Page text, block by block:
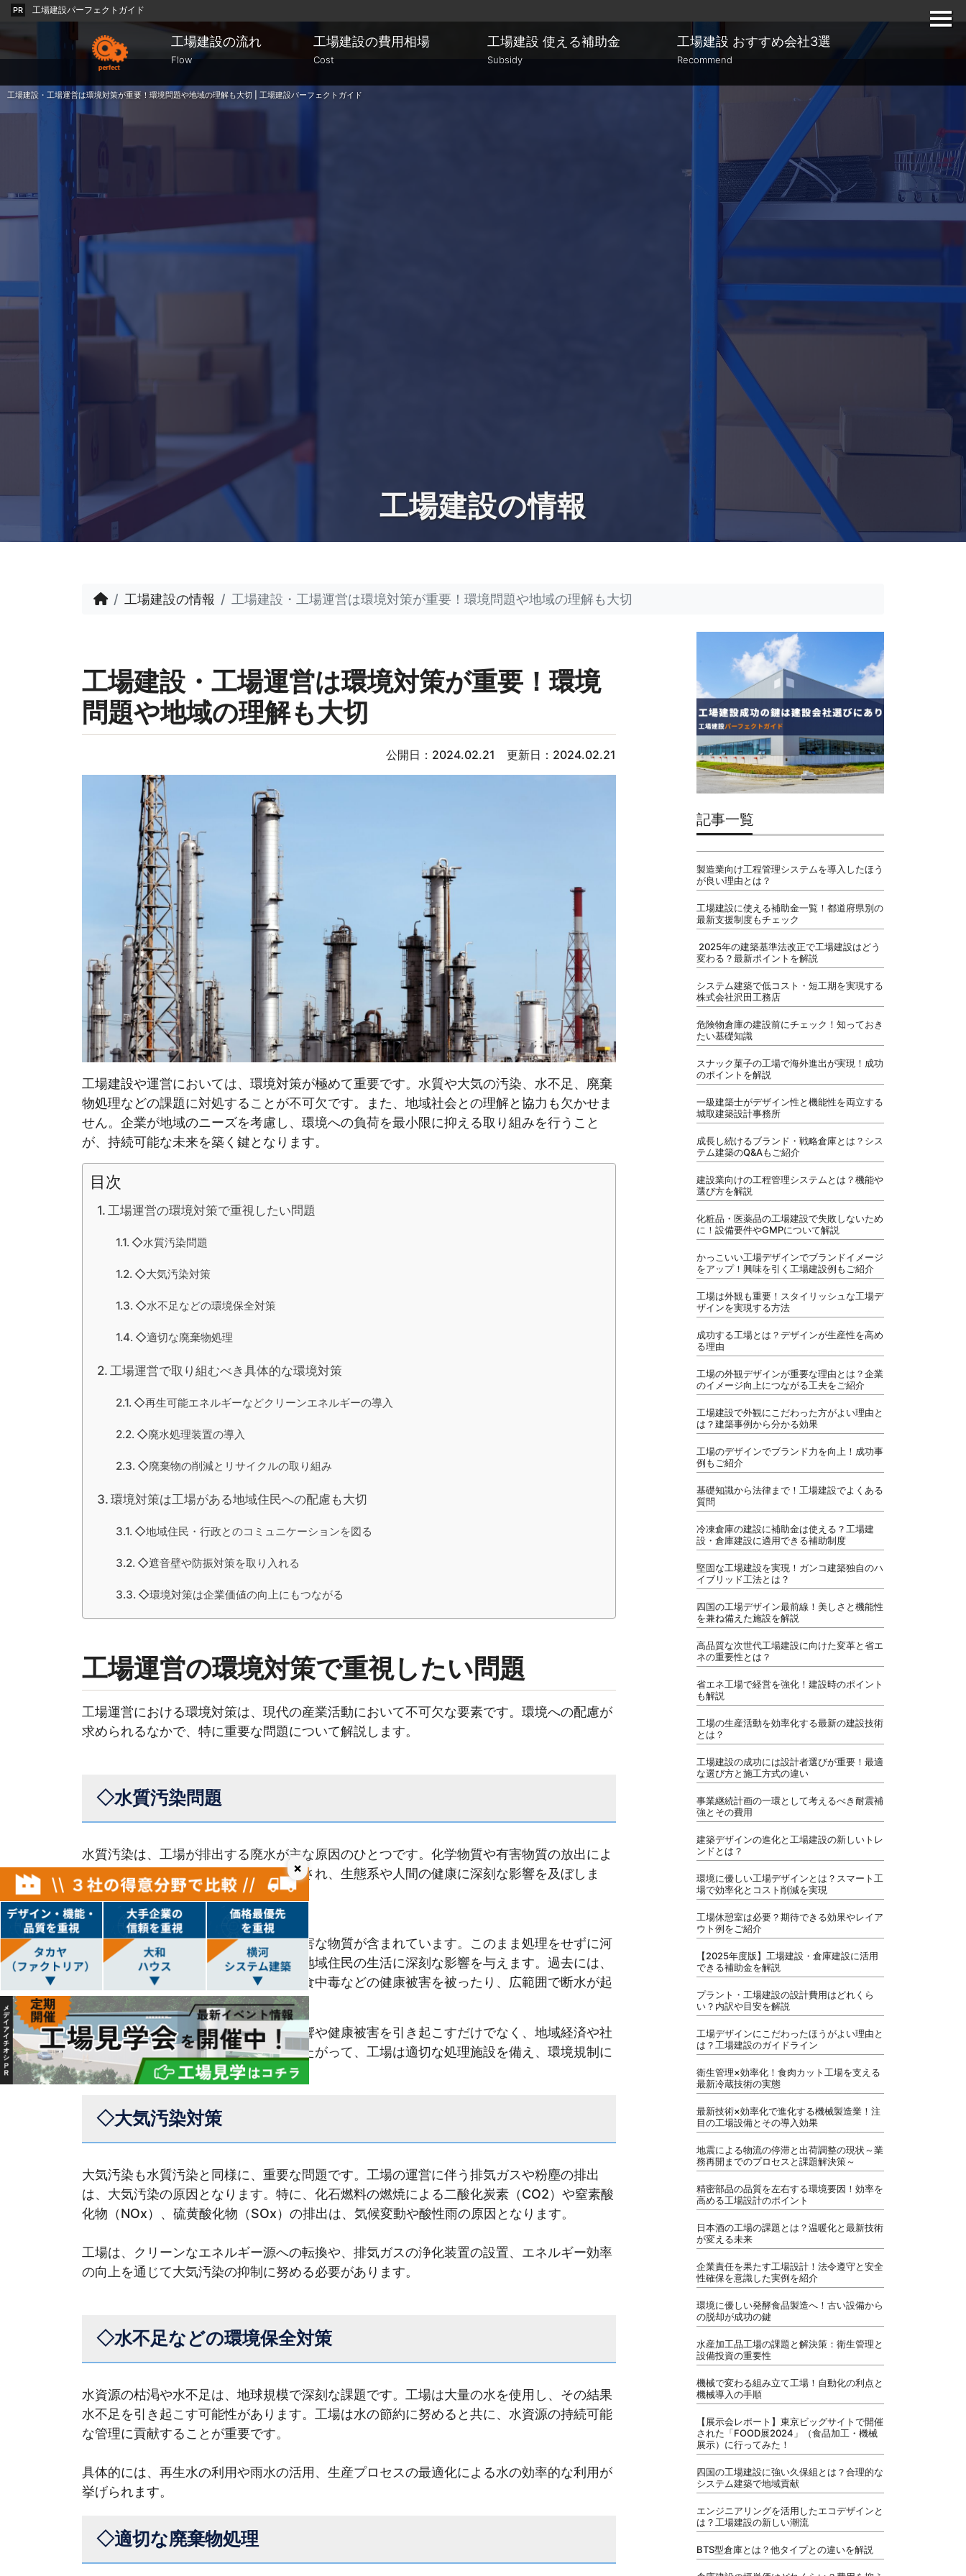
PR 工場建設パーフェクトガイド
工場建設の流れ
Flow
工場建設の費用相場
Cost
工場建設 使える補助金
Subsidy
工場建設 おすすめ会社3選
Recommend
工場建設・工場運営は環境対策が重要！環境問題や地域の理解も大切 | 工場建設パーフェクトガイド
工場建設の情報
×
工場建設の情報 工場建設・工場運営は環境対策が重要！環境問題や地域の理解も大切
工場建設・工場運営は環境対策が重要！環境
問題や地域の理解も大切
公開日：2024.02.21 更新日：2024.02.21
工場建設や運営においては、環境対策が極めて重要です。水質や大気の汚染、水不足、廃棄
物処理などの課題に対処することが不可欠です。また、地域社会との理解と協力も欠かせま
せん。企業が地域のニーズを考慮し、環境への負荷を最小限に抑える取り組みを行うこと
が、持続可能な未来を築く鍵となります。
目次
工場運営の環境対策で重視したい問題
◇水質汚染問題
◇大気汚染対策
◇水不足などの環境保全対策
◇適切な廃棄物処理
工場運営で取り組むべき具体的な環境対策
◇再生可能エネルギーなどクリーンエネルギーの導入
◇廃水処理装置の導入
◇廃棄物の削減とリサイクルの取り組み
環境対策は工場がある地域住民への配慮も大切
◇地域住民・行政とのコミュニケーションを図る
◇遮音壁や防振対策を取り入れる
◇環境対策は企業価値の向上にもつながる
工場運営の環境対策で重視したい問題
工場運営における環境対策は、現代の産業活動において不可欠な要素です。環境への配慮が
求められるなかで、特に重要な問題について解説します。
◇水質汚染問題
水質汚染は、工場が排出する廃水が主な原因のひとつです。化学物質や有害物質の放出によ
り、地下水や河川、海、湖などが汚染され、生態系や人間の健康に深刻な影響を及ぼしま
す。
工場から排出される水には、様々な有害な物質が含まれています。このまま処理をせずに河
川や海、地下水に流すと、自然環境や地域住民の生活に深刻な影響を与えます。過去には、
工場の排水が水道水に混入し、住民が食中毒などの健康被害を被ったり、広範囲で断水が起
こったこともあります。
このような水質汚染は、生態系への影響や健康被害を引き起こすだけでなく、地域経済や社
会にも大きな損失をもたらします。したがって、工場は適切な処理施設を備え、環境規制に
適合するように努めることが重要です。
◇大気汚染対策
大気汚染も水質汚染と同様に、重要な問題です。工場の運営に伴う排気ガスや粉塵の排出
は、大気汚染の原因となります。特に、化石燃料の燃焼による二酸化炭素（CO2）や窒素酸
化物（NOx）、硫黄酸化物（SOx）の排出は、気候変動や酸性雨の原因となります。
工場は、クリーンなエネルギー源への転換や、排気ガスの浄化装置の設置、エネルギー効率
の向上を通じて大気汚染の抑制に努める必要があります。
◇水不足などの環境保全対策
水資源の枯渇や水不足は、地球規模で深刻な課題です。工場は大量の水を使用し、その結果
水不足を引き起こす可能性があります。工場は水の節約に努めると共に、水資源の持続可能
な管理に貢献することが重要です。
具体的には、再生水の利用や雨水の活用、生産プロセスの最適化による水の効率的な利用が
挙げられます。
◇適切な廃棄物処理
記事一覧
製造業向け工程管理システムを導入したほう
が良い理由とは？
工場建設に使える補助金一覧！都道府県別の
最新支援制度もチェック
2025年の建築基準法改正で工場建設はどう
変わる？最新ポイントを解説
システム建築で低コスト・短工期を実現する
株式会社沢田工務店
危険物倉庫の建設前にチェック！知っておき
たい基礎知識
スナック菓子の工場で海外進出が実現！成功
のポイントを解説
一級建築士がデザイン性と機能性を両立する
城取建築設計事務所
成長し続けるブランド・戦略倉庫とは？シス
テム建築のQ&Aもご紹介
建設業向けの工程管理システムとは？機能や
選び方を解説
化粧品・医薬品の工場建設で失敗しないため
に！設備要件やGMPについて解説
かっこいい工場デザインでブランドイメージ
をアップ！興味を引く工場建設例もご紹介
工場は外観も重要！スタイリッシュな工場デ
ザインを実現する方法
成功する工場とは？デザインが生産性を高め
る理由
工場の外観デザインが重要な理由とは？企業
のイメージ向上につながる工夫をご紹介
工場建設で外観にこだわった方がよい理由と
は？建築事例から分かる効果
工場のデザインでブランド力を向上！成功事
例もご紹介
基礎知識から法律まで！工場建設でよくある
質問
冷凍倉庫の建設に補助金は使える？工場建
設・倉庫建設に適用できる補助制度
堅固な工場建設を実現！ガンコ建築独自のハ
イブリッド工法とは？
四国の工場デザイン最前線！美しさと機能性
を兼ね備えた施設を解説
高品質な次世代工場建設に向けた変革と省エ
ネの重要性とは？
省エネ工場で経営を強化！建設時のポイント
も解説
工場の生産活動を効率化する最新の建設技術
とは？
工場建設の成功には設計者選びが重要！最適
な選び方と施工方式の違い
事業継続計画の一環として考えるべき耐震補
強とその費用
建築デザインの進化と工場建設の新しいトレ
ンドとは？
環境に優しい工場デザインとは？スマート工
場で効率化とコスト削減を実現
工場休憩室は必要？期待できる効果やレイア
ウト例をご紹介
【2025年度版】工場建設・倉庫建設に活用
できる補助金を解説
プラント・工場建設の設計費用はどれくら
い？内訳や目安を解説
工場デザインにこだわったほうがよい理由と
は？工場建設のガイドライン
衛生管理×効率化！食肉カット工場を支える
最新冷蔵技術の実態
最新技術×効率化で進化する機械製造業！注
目の工場設備とその導入効果
地震による物流の停滞と出荷調整の現状～業
務再開までのプロセスと課題解決策～
精密部品の品質を左右する環境要因！効率を
高める工場設計のポイント
日本酒の工場の課題とは？温暖化と最新技術
が変える未来
企業責任を果たす工場設計！法令遵守と安全
性確保を意識した実例を紹介
環境に優しい発酵食品製造へ！古い設備から
の脱却が成功の鍵
水産加工品工場の課題と解決策：衛生管理と
設備投資の重要性
機械で変わる組み立て工場！自動化の利点と
機械導入の手順
【展示会レポート】東京ビッグサイトで開催
された「FOOD展2024」（食品加工・機械
展示）に行ってみた！
四国の工場建設に強い久保組とは？合理的な
システム建築で地域貢献
エンジニアリングを活用したエコデザインと
は？工場建設の新しい潮流
BTS型倉庫とは？他タイプとの違いを解説